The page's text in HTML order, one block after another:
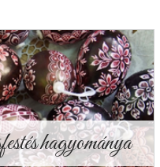
hagyománya